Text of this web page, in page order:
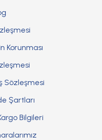
Korunması
Sözleşmesi
Şartları
Bilgileri